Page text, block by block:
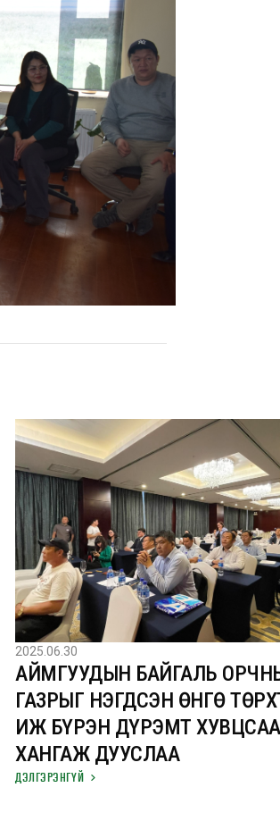
2025.06.30
АЙМГУУДЫН БАЙГАЛЬ
ГАЗРЫГ НЭГДСЭН ӨНГӨ
ИЖ БҮРЭН ДҮРЭМТ
ХАНГАЖ ДУУСЛАА
ДЭЛГЭРЭНГҮЙ